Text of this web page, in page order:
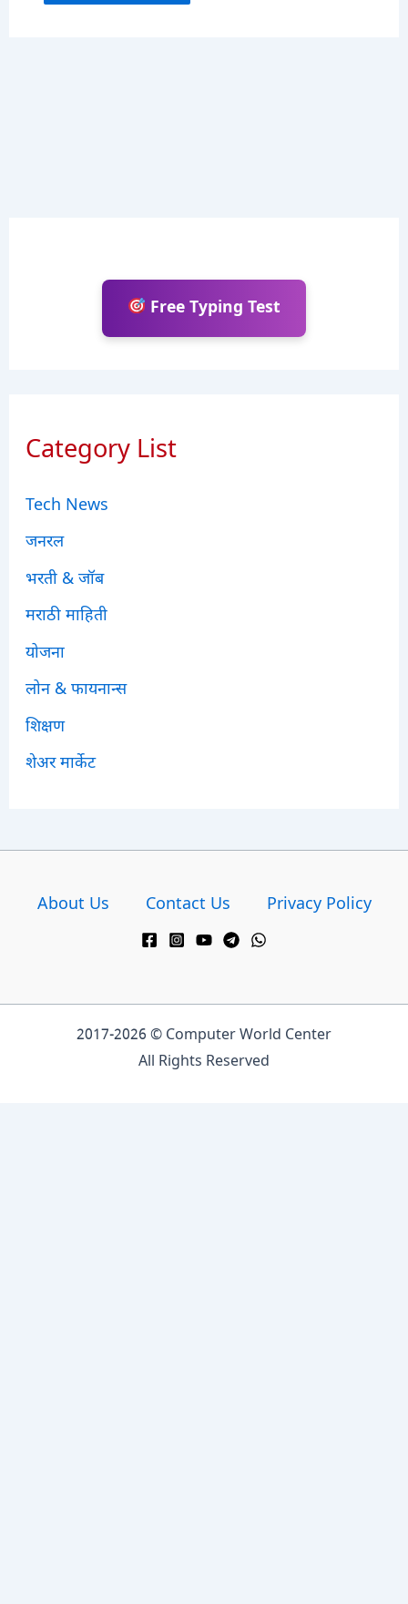
Free Typing Test
Category List
Tech News
जनरल
भरती & जॉब
मराठी माहिती
योजना
लोन & फायनान्स
शिक्षण
शेअर मार्केट
About Us Contact Us Privacy Policy
2017-2026 © Computer World Center
All Rights Reserved